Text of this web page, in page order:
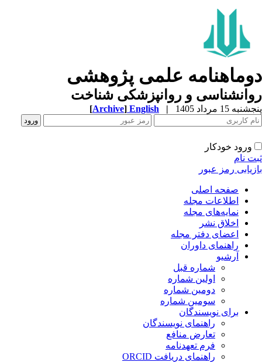
علمی پژوهشی
و روانپزشکی شناخت
15 مرداد 1405 |
English
[Archive]
ورود خودکار
نام
رمز عبور
صفحه اصلی
اطلاعات مجله
نمایه‌های مجله
اخلاق نشر
اعضای دفتر مجله
راهنمای داوران
آرشیو
شماره قبل
اولین شماره
دومین شماره
سومین شماره
برای نویسندگان
راهنمای نویسندگان
تعارض منافع
فرم تعهدنامه
راهنمای دریافت ORCID